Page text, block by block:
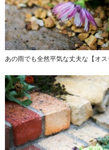
あの雨でも全然平気な丈夫な【オ